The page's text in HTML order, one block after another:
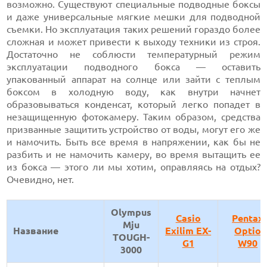
возможно. Существуют специальные подводные боксы
и даже универсальные мягкие мешки для подводной
съемки. Но эксплуатация таких решений гораздо более
сложная и может привести к выходу техники из строя.
Достаточно не соблюсти температурный режим
эксплуатации подводного бокса — оставить
упакованный аппарат на солнце или зайти с теплым
боксом в холодную воду, как внутри начнет
образовываться конденсат, который легко попадет в
незащищенную фотокамеру. Таким образом, средства
призванные защитить устройство от воды, могут его же
и намочить. Быть все время в напряжении, как бы не
разбить и не намочить камеру, во время вытащить ее
из бокса — этого ли мы хотим, оправляясь на отдых?
Очевидно, нет.
Название
Olympus
Mju
TOUGH-
3000
Casio
Exilim EX-
G1
Pentax
Optio
W90